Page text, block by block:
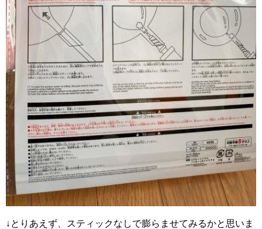
↓とりあえず、スティックなしで膨らませてみるかと思いま